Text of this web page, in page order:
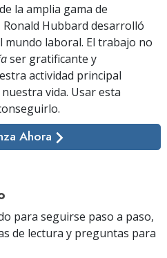
la amplia gama de
Ronald Hubbard desarrolló
mundo laboral. El trabajo no
ser gratificante y
actividad principal
vida. Usar esta
Ahora
para seguirse paso a paso,
de lectura y preguntas para